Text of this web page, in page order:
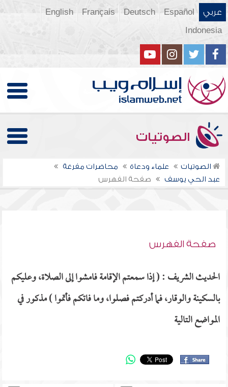
عربي Español
Deutsch
Français
English
Indonesia
الصوتيات
الصوتيات علماء ودعاة
محاضرات مفرغة
عبد الحي يوسف
صفحة الفهرس
صفحة الفهرس
الحديث الشريف : ( إذا سمعتم الإقامة فامشوا إلى الصلاة، وعليكم
بالسكينة والوقار، فما أدركتم فصلوا، وما فاتكم فأتموا ) مذكور في
المواضع التالية